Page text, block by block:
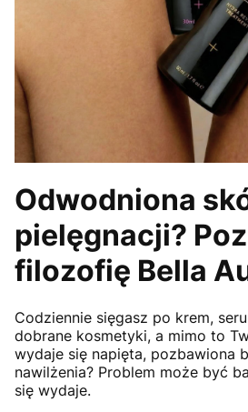
Odwodniona
pielęgnacji?
filozofię Bella
Codziennie sięgasz po krem,
dobrane kosmetyki, a mimo to
wydaje się napięta, pozbawiona
nawilżenia? Problem może być
się wydaje.